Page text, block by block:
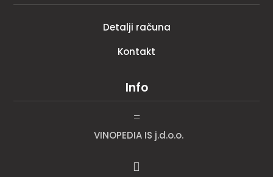
Detalji računa
Kontakt
Info
=
VINOPEDIA IS j.d.o.o.
